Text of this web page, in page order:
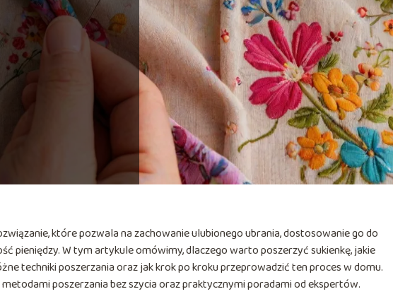
które pozwala na zachowanie ulubionego ubrania, dostosowanie go do
pieniędzy. W tym artykule omówimy, dlaczego warto poszerzyć sukienkę, jakie
techniki poszerzania oraz jak krok po kroku przeprowadzić ten proces w domu.
poszerzania bez szycia oraz praktycznymi poradami od ekspertów.